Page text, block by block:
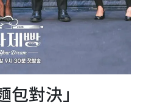
對決」